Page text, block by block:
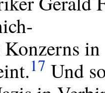
Konzerns
17 Und